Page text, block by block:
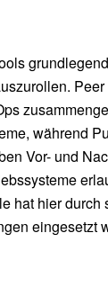
während
Vor- und
hat hier
eingesetzt